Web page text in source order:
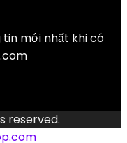
mới nhất khi có
reserved.